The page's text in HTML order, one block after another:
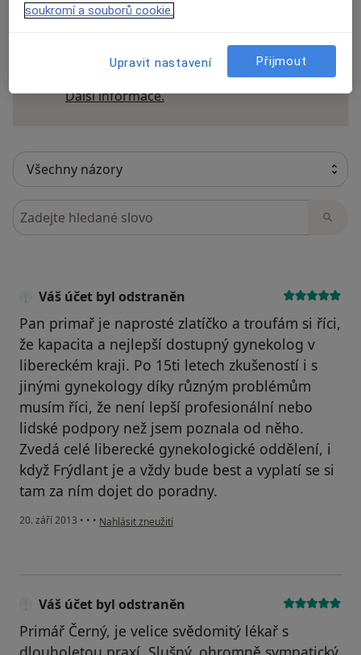
Specialisté nemají možnost zaplatit za
odstranění nebo změnu recenze pacienta.
Další informace.Další informace o názorech
Hledejte v názorech
Váš účet byl odstraněn
Pan primař je naprosté zlatíčko a troufám si říci,
že kapacita a nejlepší dostupný gynekolog v
libereckém kraji. Po 15ti letech zkušeností i s
jinými gynekology díky různým problémům
musím říci, že není lepší profesionální nebo
lidské podpory než jsem poznala od něho.
Zvedá celé liberecké gynekologické oddělení, i
když Frýdlant je a vždy bude best a vyplatí se si
tam za ním dojet do poradny.
20. září 2013 • • • podle názoru uživatele Váš účet byl odstraněn
Nahlásit zneužití
Váš účet byl odstraněn
Primář Černý, je velice svědomitý lékař s
soukromí a souborů cookie.
Upravit nastavení Přijmout